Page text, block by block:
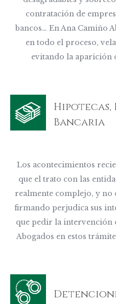
contratación de
bancos… En Ana Camiño
en todo el proceso,
evitando la aparición
Bancaria
Los acontecimientos
que el trato con las
realmente complejo, y no
firmando perjudica sus
que pedir la intervención
Abogados en estos